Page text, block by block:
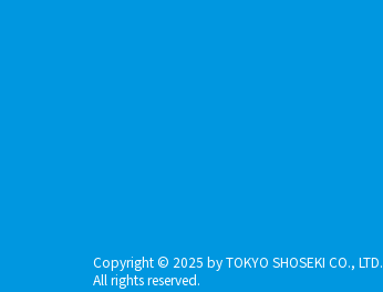
Copyright © 2025 by TOKYO SHOSEKI CO., LTD.
All rights reserved.